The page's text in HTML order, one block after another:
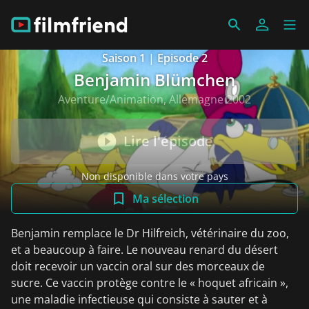
Saison 1 | Episode 2
Benjamin Blümchen
Aventure/Animation, Allemagne 2002
Lire l'épisode
Non disponible dans votre pays
Ma sélection
Benjamin remplace le Dr Hilfreich, vétérinaire du zoo,
et a beaucoup à faire. Le nouveau renard du désert
doit recevoir un vaccin oral sur des morceaux de
sucre. Ce vaccin protège contre le « hoquet africain »,
une maladie infectieuse qui consiste à sauter et à